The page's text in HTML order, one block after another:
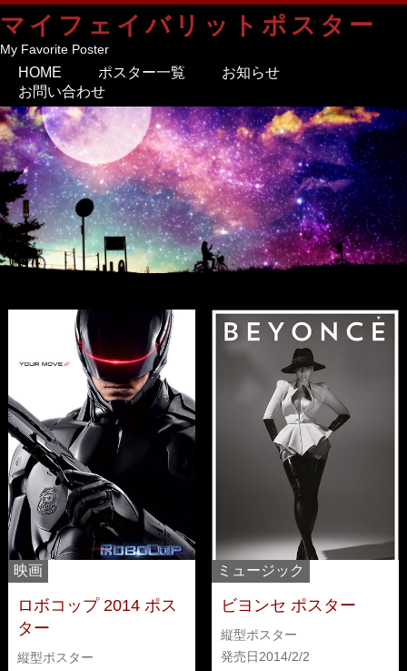
マイフェイバリットポスター
My Favorite Poster
HOME ポスター一覧
お知らせ
お問い合わせ
映画
ロボコップ 2014 ポス
ター
縦型ポスター
ミュージック
ビヨンセ ポスター
縦型ポスター
発売日2014/2/2